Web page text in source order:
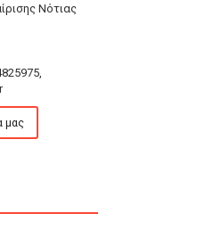
Νότιας
μας